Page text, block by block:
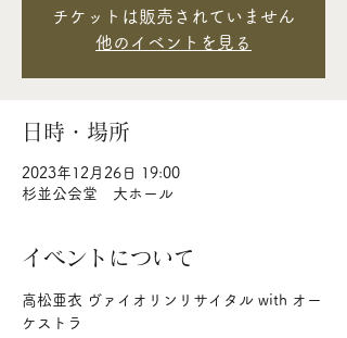
チケットは販売されていません
他のイベントを見る
日時・場所
2023年12月26日 19:00
杉並公会堂 大ホール
イベントについて
高松亜衣 ヴァイオリンリサイタル with オー
ケストラ